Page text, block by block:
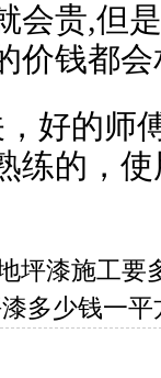
会贵,但
价钱都
的师
练的，
坪漆施工要
多少钱一平